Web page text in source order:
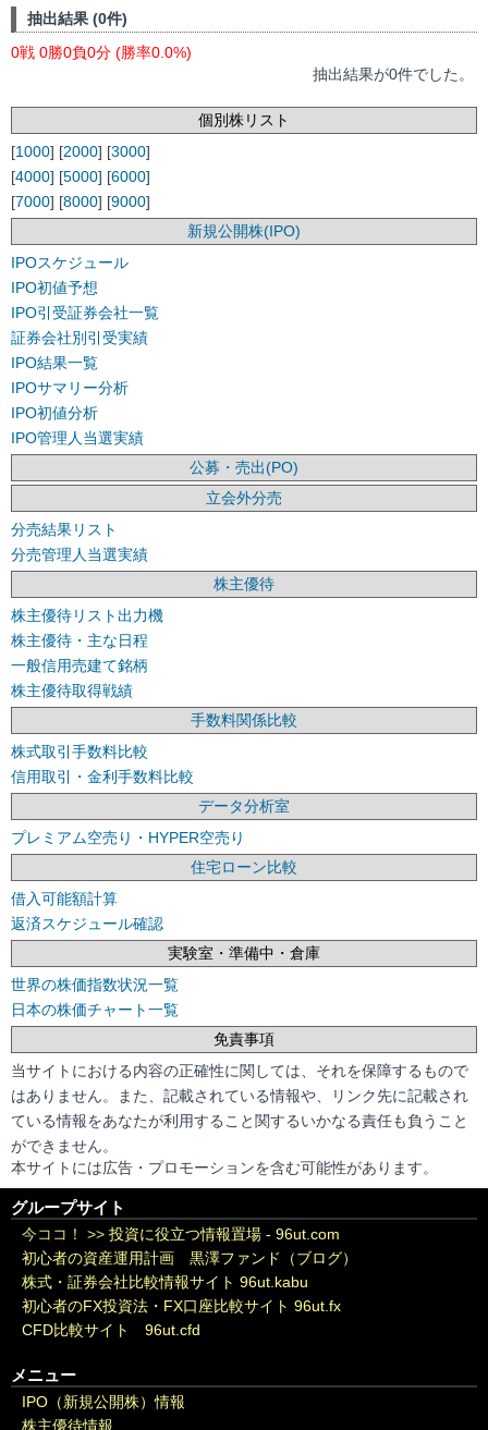
抽出結果 (0件)
0戦 0勝0負0分 (勝率0.0%)
抽出結果が0件でした。
個別株リスト
[1000] [2000] [3000]
[4000] [5000] [6000]
[7000] [8000] [9000]
新規公開株(IPO)
IPOスケジュール
IPO初値予想
IPO引受証券会社一覧
証券会社別引受実績
IPO結果一覧
IPOサマリー分析
IPO初値分析
IPO管理人当選実績
公募・売出(PO)
立会外分売
分売結果リスト
分売管理人当選実績
株主優待
株主優待リスト出力機
株主優待・主な日程
一般信用売建て銘柄
株主優待取得戦績
手数料関係比較
株式取引手数料比較
信用取引・金利手数料比較
データ分析室
プレミアム空売り・HYPER空売り
住宅ローン比較
借入可能額計算
返済スケジュール確認
実験室・準備中・倉庫
世界の株価指数状況一覧
日本の株価チャート一覧
免責事項
当サイトにおける内容の正確性に関しては、それを保障するもので
はありません。また、記載されている情報や、リンク先に記載され
ている情報をあなたが利用すること関するいかなる責任も負うこと
ができません。
本サイトには広告・プロモーションを含む可能性があります。
グループサイト
今ココ！ >> 投資に役立つ情報置場 - 96ut.com
初心者の資産運用計画 黒澤ファンド（ブログ）
株式・証券会社比較情報サイト 96ut.kabu
初心者のFX投資法・FX口座比較サイト 96ut.fx
CFD比較サイト 96ut.cfd
メニュー
IPO（新規公開株）情報
株主優待情報